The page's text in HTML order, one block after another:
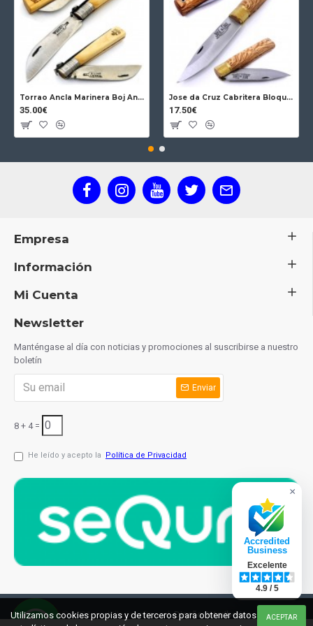
Grosor hoja: 2 mm.
Peso: 108 grs.
Hecho en Suecia.
Torrao Ancla Marinera Boj Ancla Bloqueo
35.00€
Jose da Cruz Cabritera Bloqueo Encina Carbono
17.50€
Empresa
Información
Mi Cuenta
Newsletter
Manténgase al día con noticias y promociones al suscribirse a nuestro
boletín
Enviar
8 + 4 =
He leído y acepto la Política de Privacidad
© 2021 cuchilleriaonline.mlDiseño: InterIberica ACEPTAR
Utilizamos cookies propias y de terceros para obtener datos
×
Accredited
Business
Excelente
4.9 / 5